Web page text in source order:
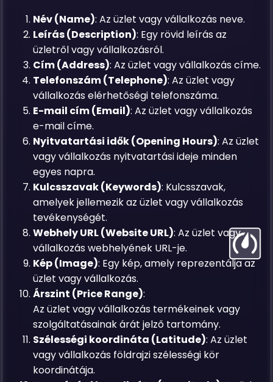
Név (Name): Az üzlet vagy vállalkozás neve.
Leírás (Description): Egy rövid leírás az
üzletről vagy vállalkozásról.
Cím (Address): Az üzlet vagy vállalkozás címe.
Telefonszám (Telephone): Az üzlet vagy
vállalkozás elérhetőségi telefonszáma.
E-mail cím (Email): Az üzlet vagy vállalkozás
e-mail címe.
Nyitvatartási idők (Opening Hours): Az üzlet
vagy vállalkozás nyitvatartási ideje minden
egyes napra.
Kulcsszavak (Keywords): Kulcsszavak,
amelyek jellemezik az üzlet vagy vállalkozás
tevékenységét.
Webhely URL (Website URL): Az üzlet vagy
vállalkozás webhelyének URL-je.
Kép (Image): Egy kép, amely reprezentálja az
üzlet vagy vállalkozás.
Árszint (Price Range):
Az üzlet vagy vállalkozás termékeinek vagy
szolgáltatásainak árát jelző tartomány.
Szélességi koordináta (Latitude): Az üzlet
vagy vállalkozás földrajzi szélességi kör
koordinátája.